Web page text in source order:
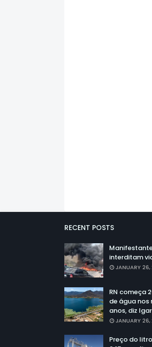
RECENT POSTS
interditam
JANUARY
RN começa
de água nos
anos, diz
JANUARY
Preço do